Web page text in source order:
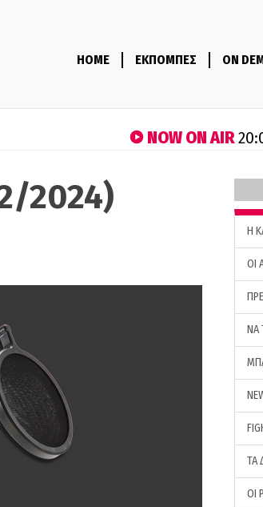
HOME ΕΚΠΟΜΠΕΣ ON
NOW ON AIR
2024)
H
ΟΙ
ΝΑ
ΤΑ
ΟΙ